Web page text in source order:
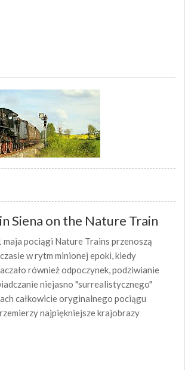
Siena on the Nature Train
maja pociągi Nature Trains przenoszą
w rytm minionej epoki, kiedy
również odpoczynek, podziwianie
niejasno "surrealistycznego"
całkowicie oryginalnego pociągu
najpiękniejsze krajobrazy